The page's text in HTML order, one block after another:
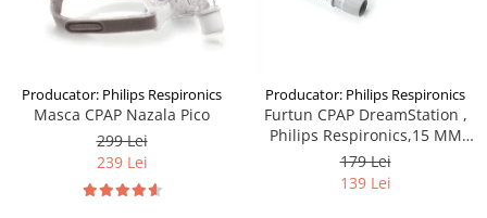
Producator: Philips Respironics
Masca CPAP Nazala Pico
299 Lei
239 Lei
Producator: Philips Respironics
Furtun CPAP DreamStation ,
Philips Respironics,15 MM
STD, Slim
179 Lei
139 Lei